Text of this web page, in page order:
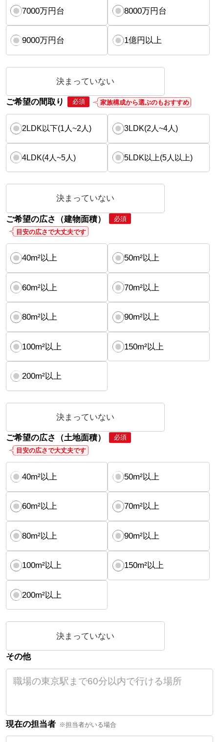
7000万円台 8000万円台
9000万円台 1億円以上
決まっていない
ご希望の間取り 必須 家族構成から選ぶのもおすすめ
2LDK以下(1人~2人) 3LDK(2人~4人)
4LDK(4人~5人) 5LDK以上(5人以上)
決まっていない
ご希望の広さ（建物面積）
必須
目安の広さで大丈夫です
40m²以上 50m²以上
60m²以上 70m²以上
80m²以上 90m²以上
100m²以上 150m²以上
200m²以上
決まっていない
ご希望の広さ（土地面積）
必須
目安の広さで大丈夫です
40m²以上 50m²以上
60m²以上 70m²以上
80m²以上 90m²以上
100m²以上 150m²以上
200m²以上
決まっていない
その他
現在の担当者 ※担当者がいる場合